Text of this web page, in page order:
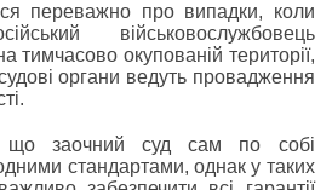
переважно про випадки, коли
військовослужбовець
тимчасово окупованій території,
судові органи ведуть провадження
що заочний суд сам по собі
стандартами, однак у таких